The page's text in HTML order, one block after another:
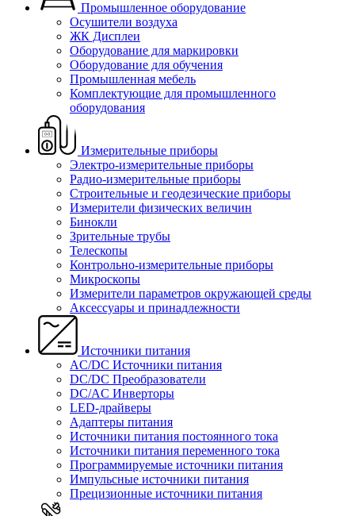
Промышленное оборудование
Осушители воздуха
ЖК Дисплеи
Оборудование для маркировки
Оборудование для обучения
Промышленная мебель
Комплектующие для промышленного
оборудования
Измерительные приборы
Электро-измерительные приборы
Радио-измерительные приборы
Строительные и геодезические приборы
Измерители физических величин
Бинокли
Зрительные трубы
Телескопы
Контрольно-измерительные приборы
Микроскопы
Измерители параметров окружающей среды
Аксессуары и принадлежности
Источники питания
AC/DC Источники питания
DC/DC Преобразователи
DC/AC Инверторы
LED-драйверы
Адаптеры питания
Источники питания постоянного тока
Источники питания переменного тока
Программируемые источники питания
Импульсные источники питания
Прецизионные источники питания